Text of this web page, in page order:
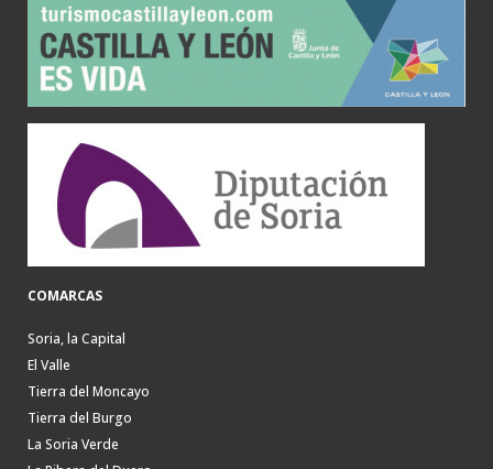
COMARCAS
Soria, la Capital
El Valle
Tierra del Moncayo
Tierra del Burgo
La Soria Verde